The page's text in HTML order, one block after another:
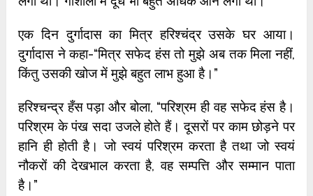
एक दिन दुर्गादास का मित्र हरिश्चंद्र उसके घर आया।
दुर्गादास ने कहा-“मित्र सफेद हंस तो मुझे अब तक मिला नहीं,
किंतु उसकी खोज में मुझे बहुत लाभ हुआ है।”
हरिश्चन्द्र हँस पड़ा और बोला, “परिश्रम ही वह सफेद हंस है।
परिश्रम के पंख सदा उजले होते हैं। दूसरों पर काम छोड़ने पर
हानि ही होती है। जो स्वयं परिश्रम करता है तथा जो स्वयं
नौकरों की देखभाल करता है, वह सम्पत्ति और सम्मान पाता
है।”